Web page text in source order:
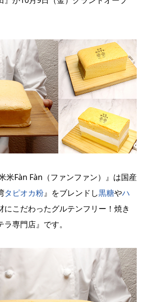
米Fàn Fàn（ファンファン）』は国産
タピオカ粉』をブレンドし黒糖やハ
にこだわったグルテンフリー！焼き
専門店』です。